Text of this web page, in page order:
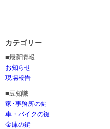
カテゴリー
■最新情報
お知らせ
現場報告
■豆知識
家･事務所の鍵
車・バイクの鍵
金庫の鍵